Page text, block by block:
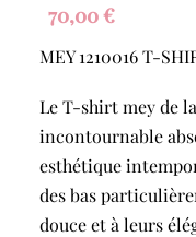
70,00€
MEY 1210016 T-
Le T-shirt mey de
incontournable
esthétique
des bas
douce et à leurs